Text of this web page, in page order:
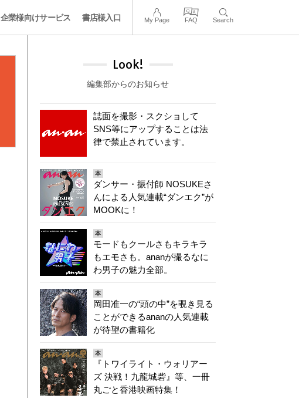
企業様向けサービス 書店様入口 My Page FAQ Search
Look!
編集部からのお知らせ
誌面を撮影・スクショして
SNS等にアップすることは法
律で禁止されています。
本
ダンサー・振付師 NOSUKEさ
んによる人気連載“ダンエク”が
MOOKに！
本
モードもクールさもキラキラ
もエモさも。ananが撮るなに
わ男子の魅力全部。
本
岡田准一の“頭の中”を覗き見る
ことができるananの人気連載
が待望の書籍化
本
『トワイライト・ウォリアー
ズ 決戦！九龍城砦』等、一冊
丸ごと香港映画特集！